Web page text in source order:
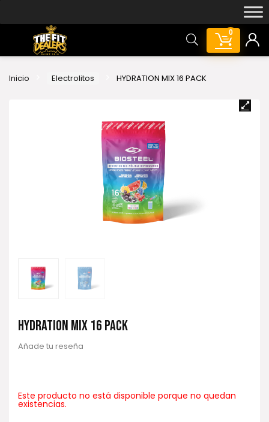
0
Inicio Electrolitos HYDRATION MIX 16 PACK
HYDRATION MIX 16 PACK
Añade tu reseña
Este producto no está disponible porque no quedan
existencias.